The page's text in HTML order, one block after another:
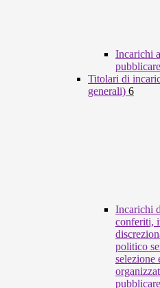
Incarichi
Titolari di
generali) 6
Incarichi
conferiti,
politico
selezione